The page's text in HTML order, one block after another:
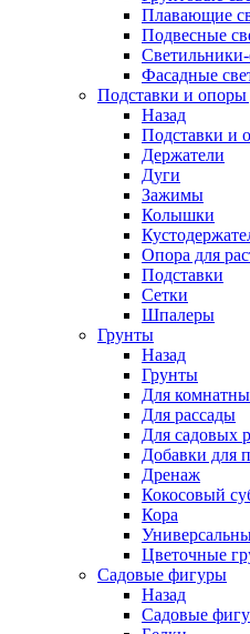
Плавающие
Подвесные
Фасадные
Подставки и опоры
Назад
Подставки и
Держатели
Дуги
Зажимы
Колышки
Опора для
Подставки
Сетки
Шпалеры
Грунты
Назад
Грунты
Для
Для рассады
Для садовых
Добавки для
Дренаж
Кокосовый
Кора
Цветочные
Садовые фигуры
Назад
Садовые